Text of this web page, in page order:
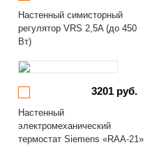
Настенный симисторный
регулятор VRS 2,5A (до 450
Вт)
3201 руб.
Настенный
электромеханический
термостат Siemens «RAA-21»